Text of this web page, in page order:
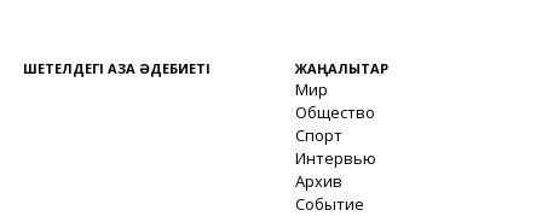
ШЕТЕЛДЕГІ ҚАЗАҚ ӘДЕБИЕТІ ЖАҢАЛЫҚТАР
Мир
Общество
Спорт
Интервью
Архив
Событие